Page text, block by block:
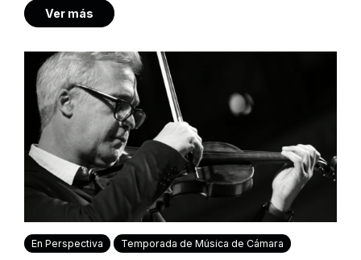
Ver más
En Perspectiva Temporada de Música de Cámara